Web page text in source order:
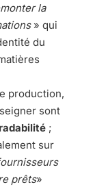
la
» qui
du
production,
sont
;
sur
prêts»